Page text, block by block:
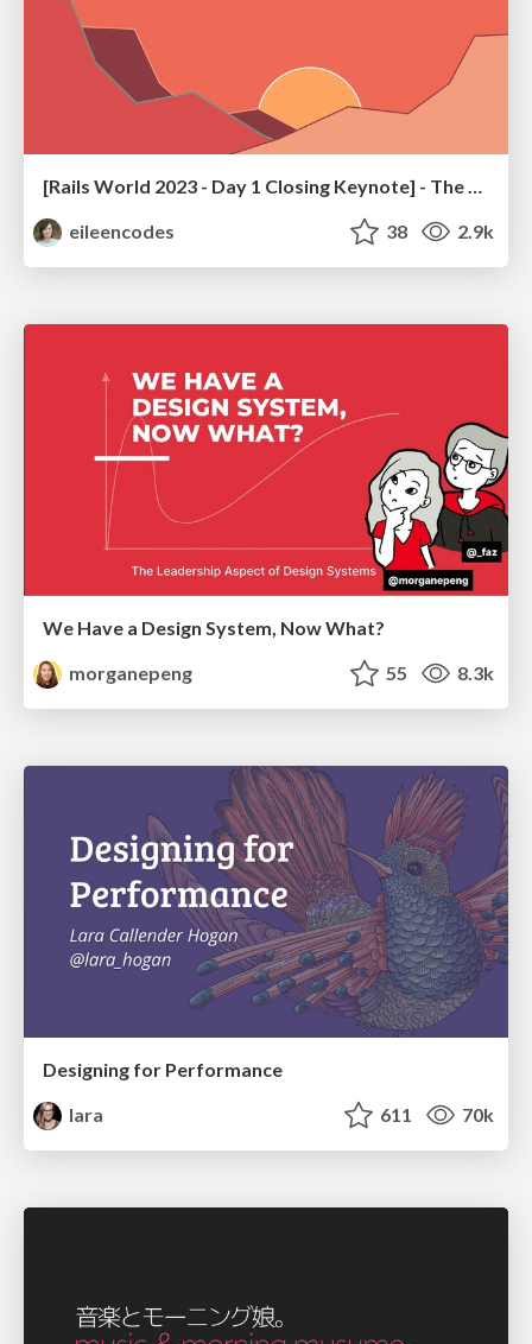
eileencodes
38 2.9k
We Have a Design System, Now What?
morganepeng
55 8.3k
Designing for Performance
lara
611 70k